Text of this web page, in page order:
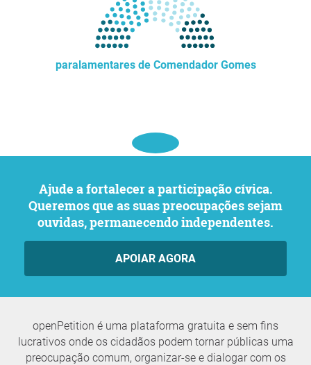
paralamentares de Comendador Gomes
Ajude a fortalecer a participação cívica.
Queremos que as suas preocupações sejam
ouvidas, permanecendo independentes.
APOIAR AGORA
openPetition é uma plataforma gratuita e sem fins
lucrativos onde os cidadãos podem tornar públicas uma
preocupação comum, organizar-se e dialogar com os